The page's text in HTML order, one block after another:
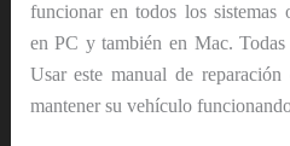
funcionar en todos los sistemas
en PC y también en Mac.
Usar este manual de
mantener su vehículo